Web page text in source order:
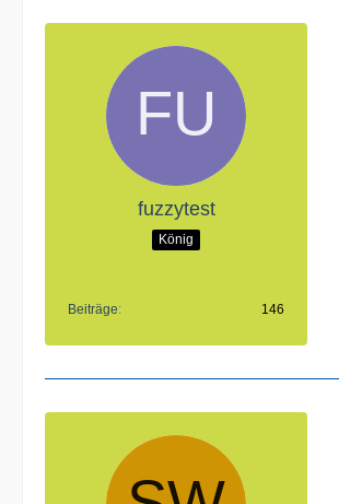
fuzzytest
König
Beiträge 146